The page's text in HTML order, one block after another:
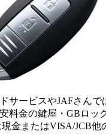
サービスやJAFさんで
料金の鍵屋・GBロッ
金またはVISA/JCB他